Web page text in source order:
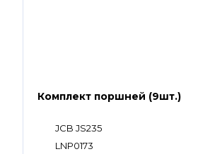
Комплект поршней (9шт.)
JCB JS235
LNP0173